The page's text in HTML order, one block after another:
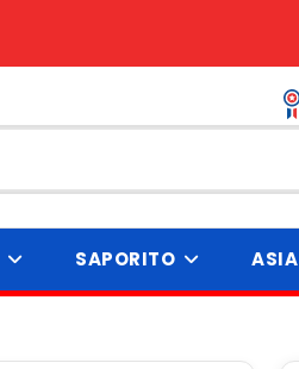
SAPORITO ASIA